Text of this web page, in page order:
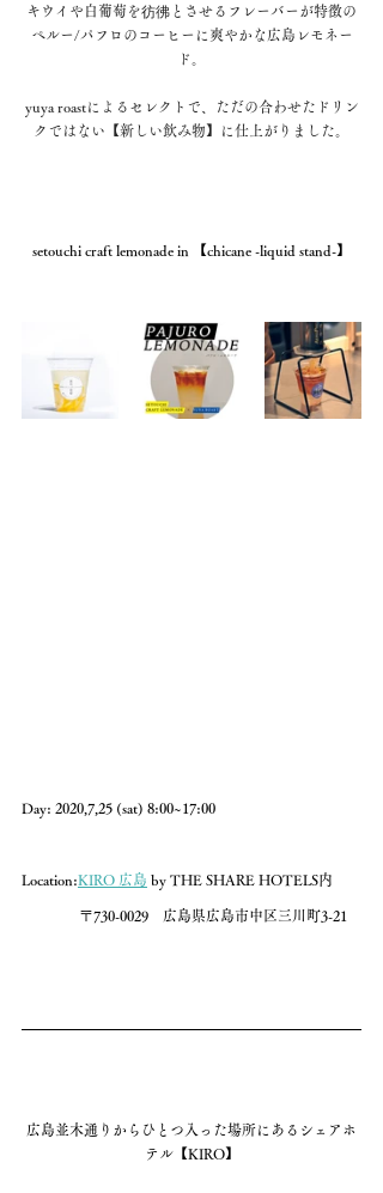
キウイや白葡萄を彷彿とさせるフレーバーが特徴の
ペルー/パフロのコーヒーに爽やかな広島レモネー
ド。
yuya roastによるセレクトで、ただの合わせたドリン
クではない【新しい飲み物】に仕上がりました。
setouchi craft lemonade in 【chicane -liquid stand-】
Day: 2020,7,25 (sat) 8:00~17:00
Location:KIRO 広島 by THE SHARE HOTELS内
〒730-0029　広島県広島市中区三川町3-21
広島並木通りからひとつ入った場所にあるシェアホ
テル【KIRO】